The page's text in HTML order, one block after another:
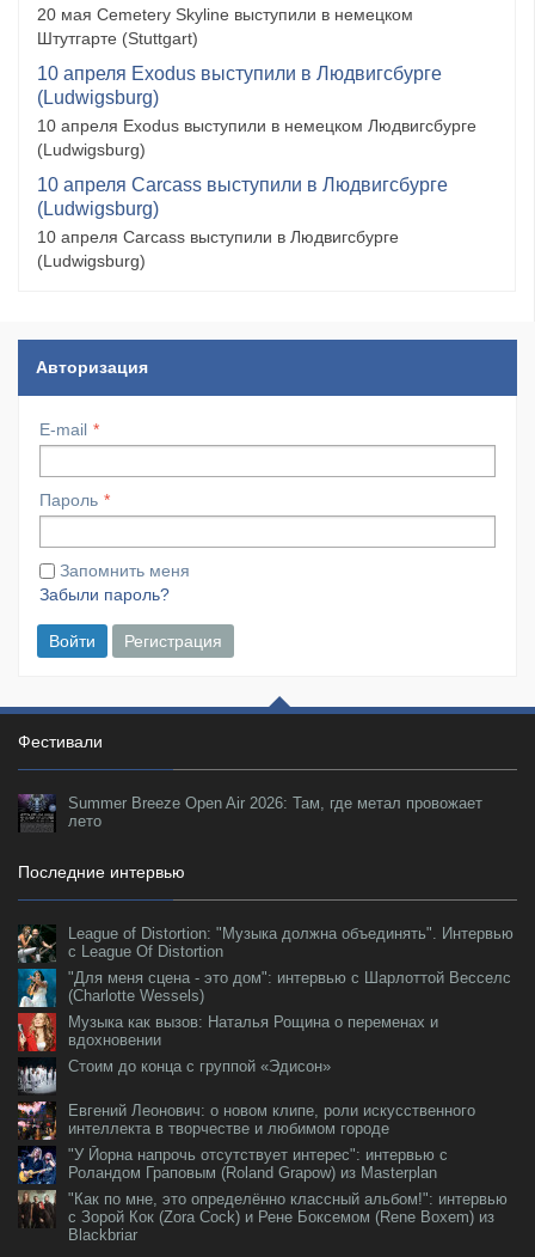
20 мая Cemetery Skyline выступили в немецком
Штутгарте (Stuttgart)
10 апреля Exodus выступили в Людвигсбурге
(Ludwigsburg)
10 апреля Exodus выступили в немецком Людвигсбурге
(Ludwigsburg)
10 апреля Carcass выступили в Людвигсбурге
(Ludwigsburg)
10 апреля Carcass выступили в Людвигсбурге
(Ludwigsburg)
Авторизация
E-mail
Пароль
Запомнить меня
Забыли пароль?
Войти Регистрация
Фестивали
Summer Breeze Open Air 2026: Там, где метал провожает
лето
Последние интервью
League of Distortion: "Музыка должна объединять". Интервью
с League Of Distortion
"Для меня сцена - это дом": интервью с Шарлоттой Весселс
(Charlotte Wessels)
Музыка как вызов: Наталья Рощина о переменах и
вдохновении
Стоим до конца с группой «Эдисон»
Евгений Леонович: о новом клипе, роли искусственного
интеллекта в творчестве и любимом городе
"У Йорна напрочь отсутствует интерес": интервью с
Роландом Граповым (Roland Grapow) из Masterplan
"Как по мне, это определённо классный альбом!": интервью
с Зорой Кок (Zora Cock) и Рене Боксемом (Rene Boxem) из
Blackbriar